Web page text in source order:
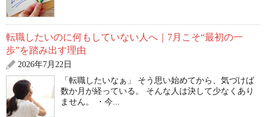
転職したいのに何もしていない人へ｜7月こそ“最初の一
歩”を踏み出す理由
2026年7月22日
「転職したいなぁ」 そう思い始めてから、気づけば
数か月が経っている。 そんな人は決して少なくあり
ません。 ・今...